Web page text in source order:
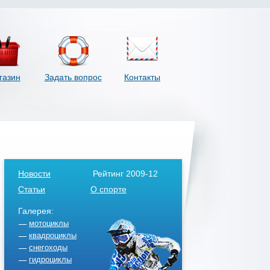
Задать вопрос Контакты
Новости
Рейтинг 2009-12
Статьи
О спорте
Галерея:
мотоциклы
квадроциклы
снегоходы
гидроциклы